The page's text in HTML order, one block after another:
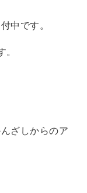
中です。
。
ざしからのア